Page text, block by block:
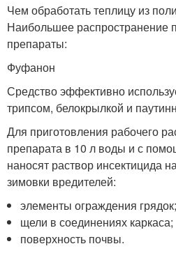
Чем обработать теплицу из
Наибольшее распространение
препараты:
Фуфанон
Средство эффективно
трипсом, белокрылкой и
Для приготовления рабочего
препарата в 10 л воды и с
наносят раствор инсектицида
зимовки вредителей:
элементы ограждения грядок;
щели в соединениях каркаса;
поверхность почвы.